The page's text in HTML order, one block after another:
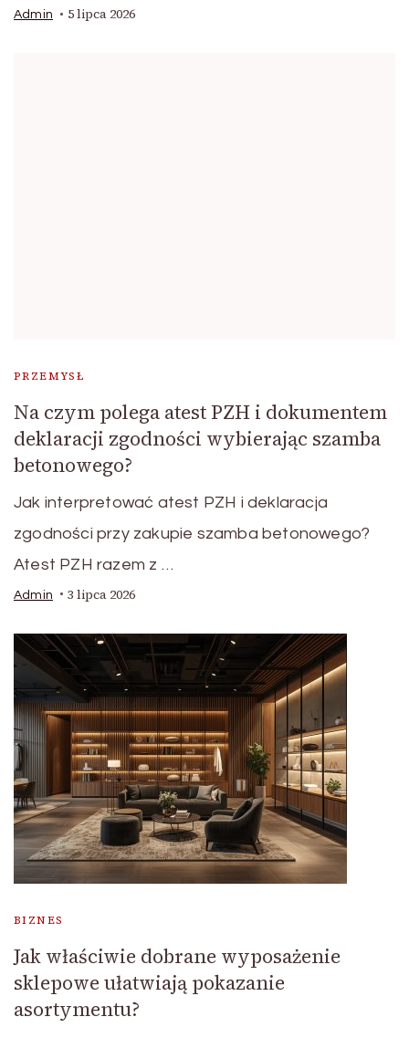
Admin 5 lipca 2026
PRZEMYSŁ
Na czym polega atest PZH i dokumentem
deklaracji zgodności wybierając szamba
betonowego?
Jak interpretować atest PZH i deklaracja
zgodności przy zakupie szamba betonowego?
Atest PZH razem z …
Admin 3 lipca 2026
BIZNES
Jak właściwie dobrane wyposażenie
sklepowe ułatwiają pokazanie
asortymentu?